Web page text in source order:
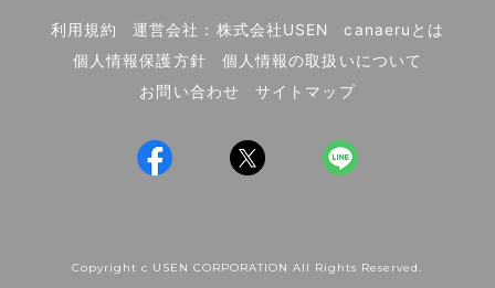
北海道
開業・経営に関する記事
編集ポリシー
業態別の開業方法
UIターン開業特集
内装・設備
食材・仕入れ
ログイン
飲食店サクセスガイド（外部サイト）
利用規約 運営会社：株式会社USEN
canaeruとは
個人情報保護方針
個人情報の取扱いについて
お問い合わせ
サイトマップ
Copyright c USEN CORPORATION All Rights Reserved.